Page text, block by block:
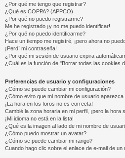
¿Por qué me tengo que registrar?
¿Qué es COPPA? (APPCO)
¿Por qué no puedo registrarme?
Me he registrado ¡y no me puedo identificar!
¿Por qué no puedo identificarme?
Hace un tiempo me registré, ¡pero ahora no
¡Perdí mi contraseña!
¿Por qué mi sesión de usuario expira
¿Cuál es la función de "Borrar todas las cookies
Preferencias de usuario y configuraciones
¿Cómo se puede cambiar mi configuración?
¿Cómo evito que mi nombre de usuario
¡La hora en los foros no es correcta!
Cambié la zona horaria en mi perfil, ¡pero la hora
¡Mi idioma no está en la lista!
¿Qué es la imagen al lado de mi nombre de
¿Cómo puedo mostrar un avatar?
¿Cómo se puede cambiar mi rango?
Cuando hago clic sobre el enlace de e-mail de un